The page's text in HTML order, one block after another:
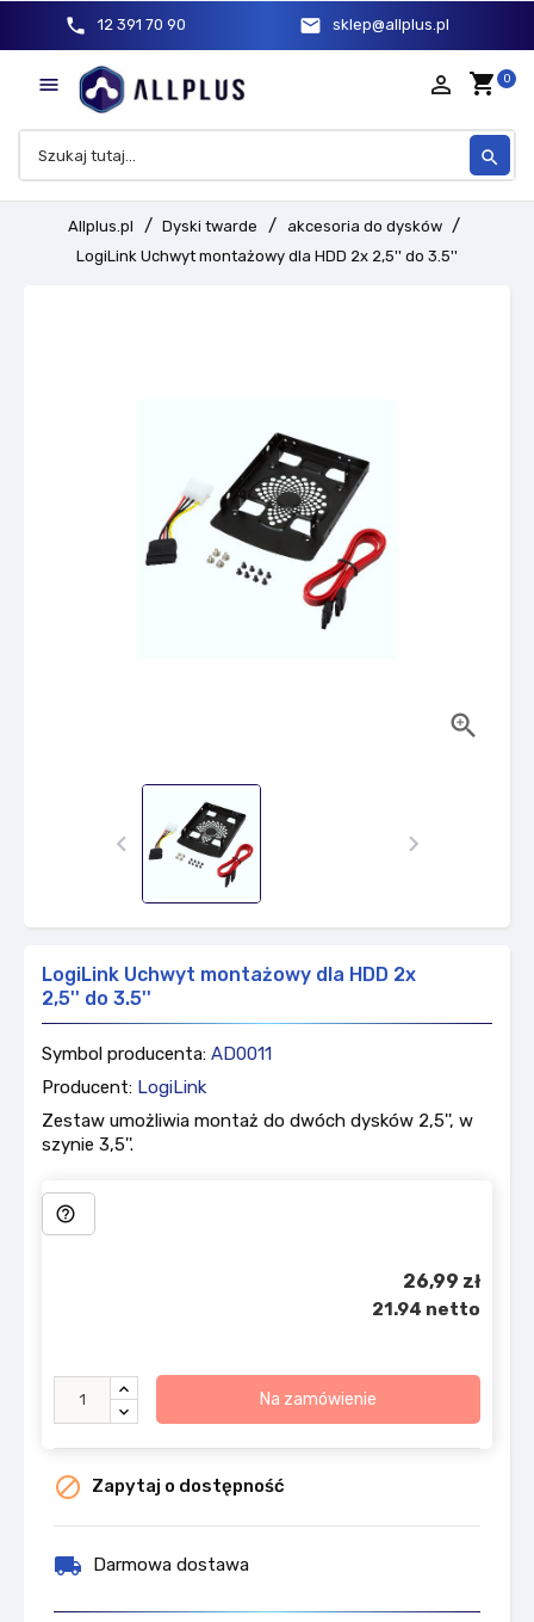
phone 12 391 70 90 mail sklep@allplus.pl
 shopping_cart 0
person_outline
search
Allplus.pl Dyski twarde
akcesoria do dysków
LogiLink Uchwyt montażowy dla HDD 2x 2,5'' do 3.5''

 
LogiLink Uchwyt montażowy dla HDD 2x
2,5'' do 3.5''
Symbol producenta: AD0011
Producent: LogiLink
Zestaw umożliwia montaż do dwóch dysków 2,5'', w
szynie 3,5''.
help_outline
26,99 zł
21.94 netto
Na zamówienie
 Zapytaj o dostępność
local_shipping Darmowa dostawa